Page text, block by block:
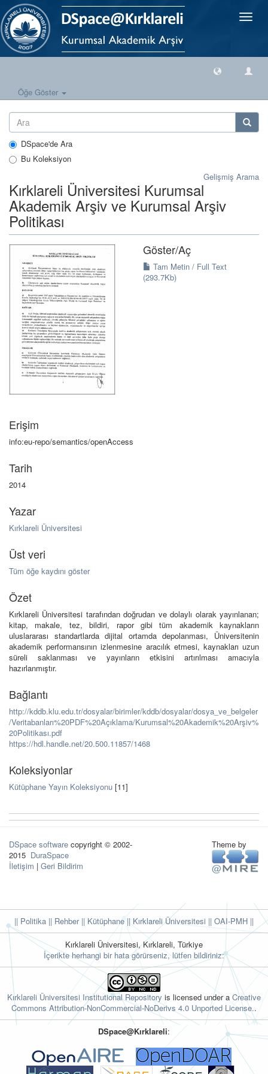
Geçiş
Öğe Göster
DSpace'de Ara
Bu Koleksiyon
Gelişmiş Arama
Kırklareli Üniversitesi Kurumsal
Akademik Arşiv ve Kurumsal Arşiv
Politikası
Göster/Aç
Tam Metin / Full Text
(293.7Kb)
Erişim
info:eu-repo/semantics/openAccess
Tarih
2014
Yazar
Kırklareli Üniversitesi
Üst veri
Tüm öğe kaydını göster
Özet
Kırklareli Üniversitesi tarafından doğrudan ve dolaylı olarak yayınlanan;
kitap, makale, tez, bildiri, rapor gibi tüm akademik kaynakların
uluslararası standartlarda dijital ortamda depolanması, Üniversitenin
akademik performansının izlenmesine aracılık etmesi, kaynakları uzun
süreli saklanması ve yayınların etkisini artırılması amacıyla
hazırlanmıştır.
Bağlantı
http://kddb.klu.edu.tr/dosyalar/birimler/kddb/dosyalar/dosya_ve_belgeler
/Veritabanları%20PDF%20Açıklama/Kurumsal%20Akademik%20Arşiv%
20Politikası.pdf
https://hdl.handle.net/20.500.11857/1468
Koleksiyonlar
Kütüphane Yayın Koleksiyonu [11]
DSpace software copyright © 2002-
2015 DuraSpace
İletişim | Geri Bildirim
Theme by
|| Politika || Rehber|| Kütüphane|| Kırklareli Üniversitesi || OAI-PMH ||
Kırklareli Üniversitesi, Kırklareli, Türkiye
İçerikte herhangi bir hata görürseniz, lütfen bildiriniz:
Kırklareli Üniversitesi Institutional Repository is licensed under a Creative
Commons Attribution-NonCommercial-NoDerivs 4.0 Unported License..
DSpace@Kırklareli: